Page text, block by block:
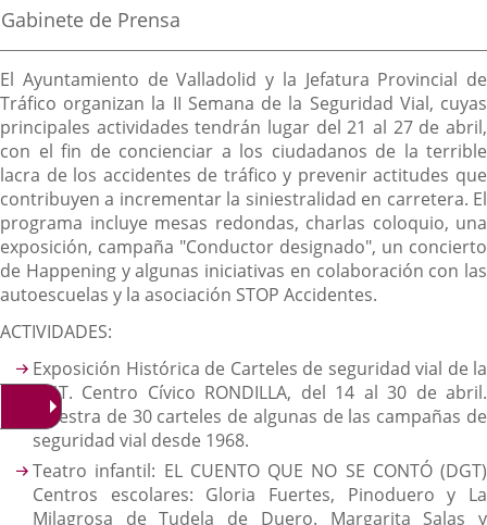
externa.externa.
la
noticia
Fuente
la
noticia
Gabinete de Prensa
Descripción
El Ayuntamiento de Valladolid y la Jefatura Provincial de
Tráfico organizan la II Semana de la Seguridad Vial, cuyas
principales actividades tendrán lugar del 21 al 27 de abril,
con el fin de concienciar a los ciudadanos de la terrible
lacra de los accidentes de tráfico y prevenir actitudes que
contribuyen a incrementar la siniestralidad en carretera. El
programa incluye mesas redondas, charlas coloquio, una
exposición, campaña "Conductor designado", un concierto
de Happening y algunas iniciativas en colaboración con las
autoescuelas y la asociación STOP Accidentes.
ACTIVIDADES:
Exposición Histórica de Carteles de seguridad vial de la
DGT. Centro Cívico RONDILLA, del 14 al 30 de abril.
Muestra de 30 carteles de algunas de las campañas de
seguridad vial desde 1968.
Teatro infantil: EL CUENTO QUE NO SE CONTÓ (DGT)
Centros escolares: Gloria Fuertes, Pinoduero y La
Milagrosa de Tudela de Duero. Margarita Salas y